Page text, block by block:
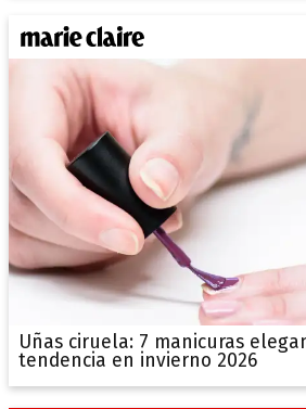
Uñas ciruela: 7 manicuras
tendencia en invierno 2026